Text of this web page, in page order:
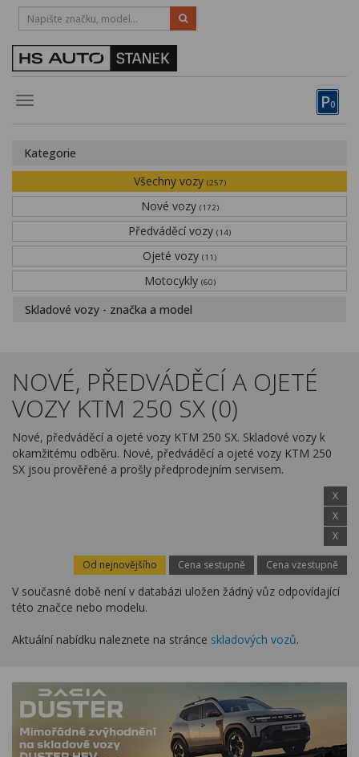
P0
Toggle
HOTLINE:
STRAKONICE-383 335 366
Obytné vozy
Financování
Novinky
Kontakty
Kategorie
Všechny vozy (257)
Nové vozy (172)
Předváděcí vozy (14)
Ojeté vozy (11)
Motocykly (60)
Skladové vozy - značka a model
NOVÉ, PŘEDVÁDĚCÍ A OJETÉ
VOZY KTM 250 SX (0)
Nové, předváděcí a ojeté vozy KTM 250 SX. Skladové vozy k
okamžitému odběru. Nové, předváděcí a ojeté vozy KTM 250
SX jsou prověřené a prošly předprodejním servisem.
X
X
X
Od nejnovějšího Cena sestupně Cena vzestupně
V současné době není v databázi uložen žádný vůz odpovídající
této značce nebo modelu.
Aktuální nabídku naleznete na stránce skladových vozů.